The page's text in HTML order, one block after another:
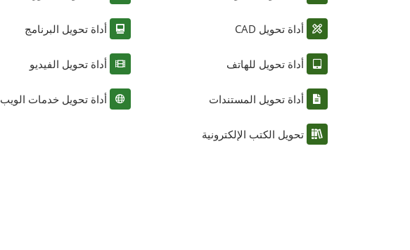
أداة تحويل CAD
أداة تحويل للهاتف
أداة تحويل المستندات
تحويل الكتب الإلكترونية
أداة تحويل البرنامج
أداة تحويل الفيديو
أداة تحويل خدمات الويب